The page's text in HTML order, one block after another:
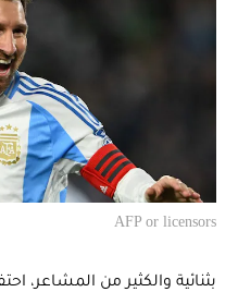
AFP or licensors
بثنائية والكثير من المشاعر،